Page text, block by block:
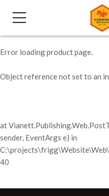
Error loading product page.
Object reference not set to an
at
sender, EventArgs e) in
40